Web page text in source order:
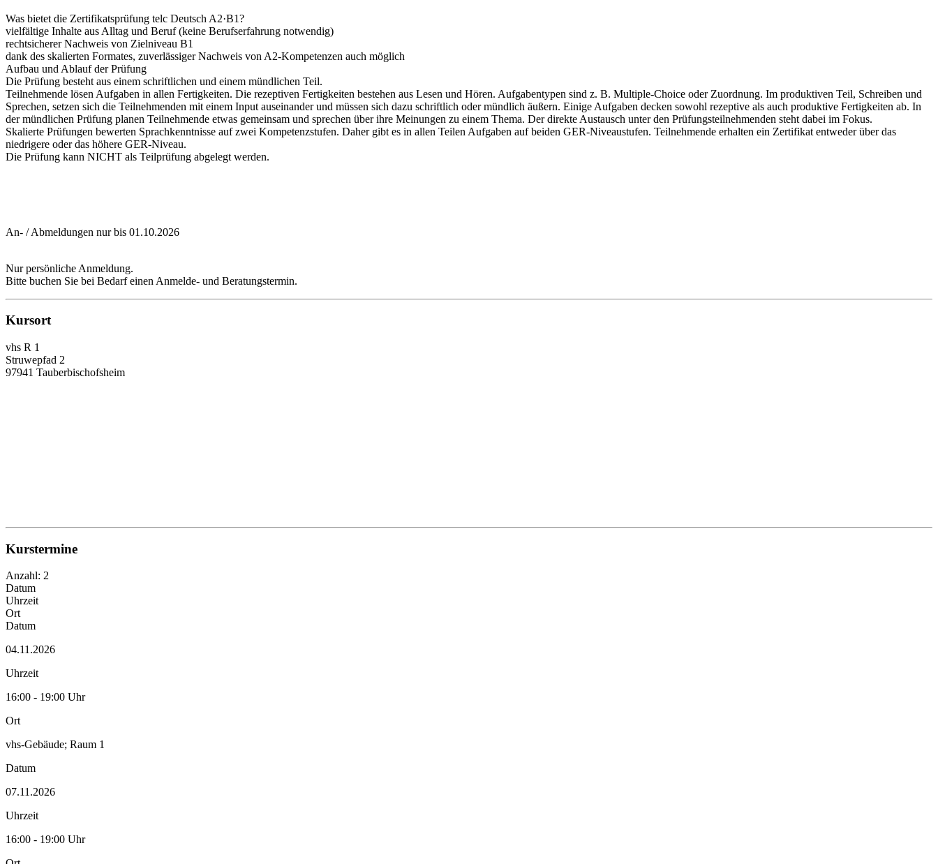
Was bietet die Zertifikatsprüfung telc Deutsch A2·B1?
vielfältige Inhalte aus Alltag und Beruf (keine Berufserfahrung notwendig)
rechtsicherer Nachweis von Zielniveau B1
dank des skalierten Formates, zuverlässiger Nachweis von A2-Kompetenzen auch möglich
Aufbau und Ablauf der Prüfung
Die Prüfung besteht aus einem schriftlichen und einem mündlichen Teil.
Teilnehmende lösen Aufgaben in allen Fertigkeiten. Die rezeptiven Fertigkeiten bestehen aus Lesen und Hören. Aufgabentypen sind z. B. Multiple-Choice oder Zuordnung. Im produktiven Teil, Schreiben und
Sprechen, setzen sich die Teilnehmenden mit einem Input auseinander und müssen sich dazu schriftlich oder mündlich äußern. Einige Aufgaben decken sowohl rezeptive als auch produktive Fertigkeiten ab. In
der mündlichen Prüfung planen Teilnehmende etwas gemeinsam und sprechen über ihre Meinungen zu einem Thema. Der direkte Austausch unter den Prüfungsteilnehmenden steht dabei im Fokus.
Skalierte Prüfungen bewerten Sprachkenntnisse auf zwei Kompetenzstufen. Daher gibt es in allen Teilen Aufgaben auf beiden GER-Niveaustufen. Teilnehmende erhalten ein Zertifikat entweder über das
niedrigere oder das höhere GER-Niveau.
Die Prüfung kann NICHT als Teilprüfung abgelegt werden.
An- / Abmeldungen nur bis 01.10.2026
Nur persönliche Anmeldung.
Bitte buchen Sie bei Bedarf einen Anmelde- und Beratungstermin.
Kursort
vhs R 1
Struwepfad 2
97941 Tauberbischofsheim
Kurstermine
Anzahl: 2
Datum
Uhrzeit
Ort
Datum
04.11.2026
Uhrzeit
16:00 - 19:00 Uhr
Ort
vhs-Gebäude; Raum 1
Datum
07.11.2026
Uhrzeit
16:00 - 19:00 Uhr